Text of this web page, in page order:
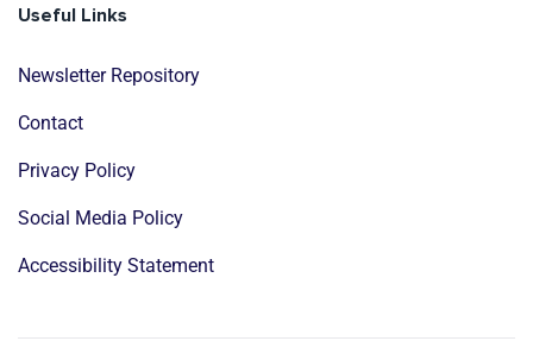
Useful Links
Newsletter Repository
Contact
Privacy Policy
Social Media Policy
Accessibility Statement